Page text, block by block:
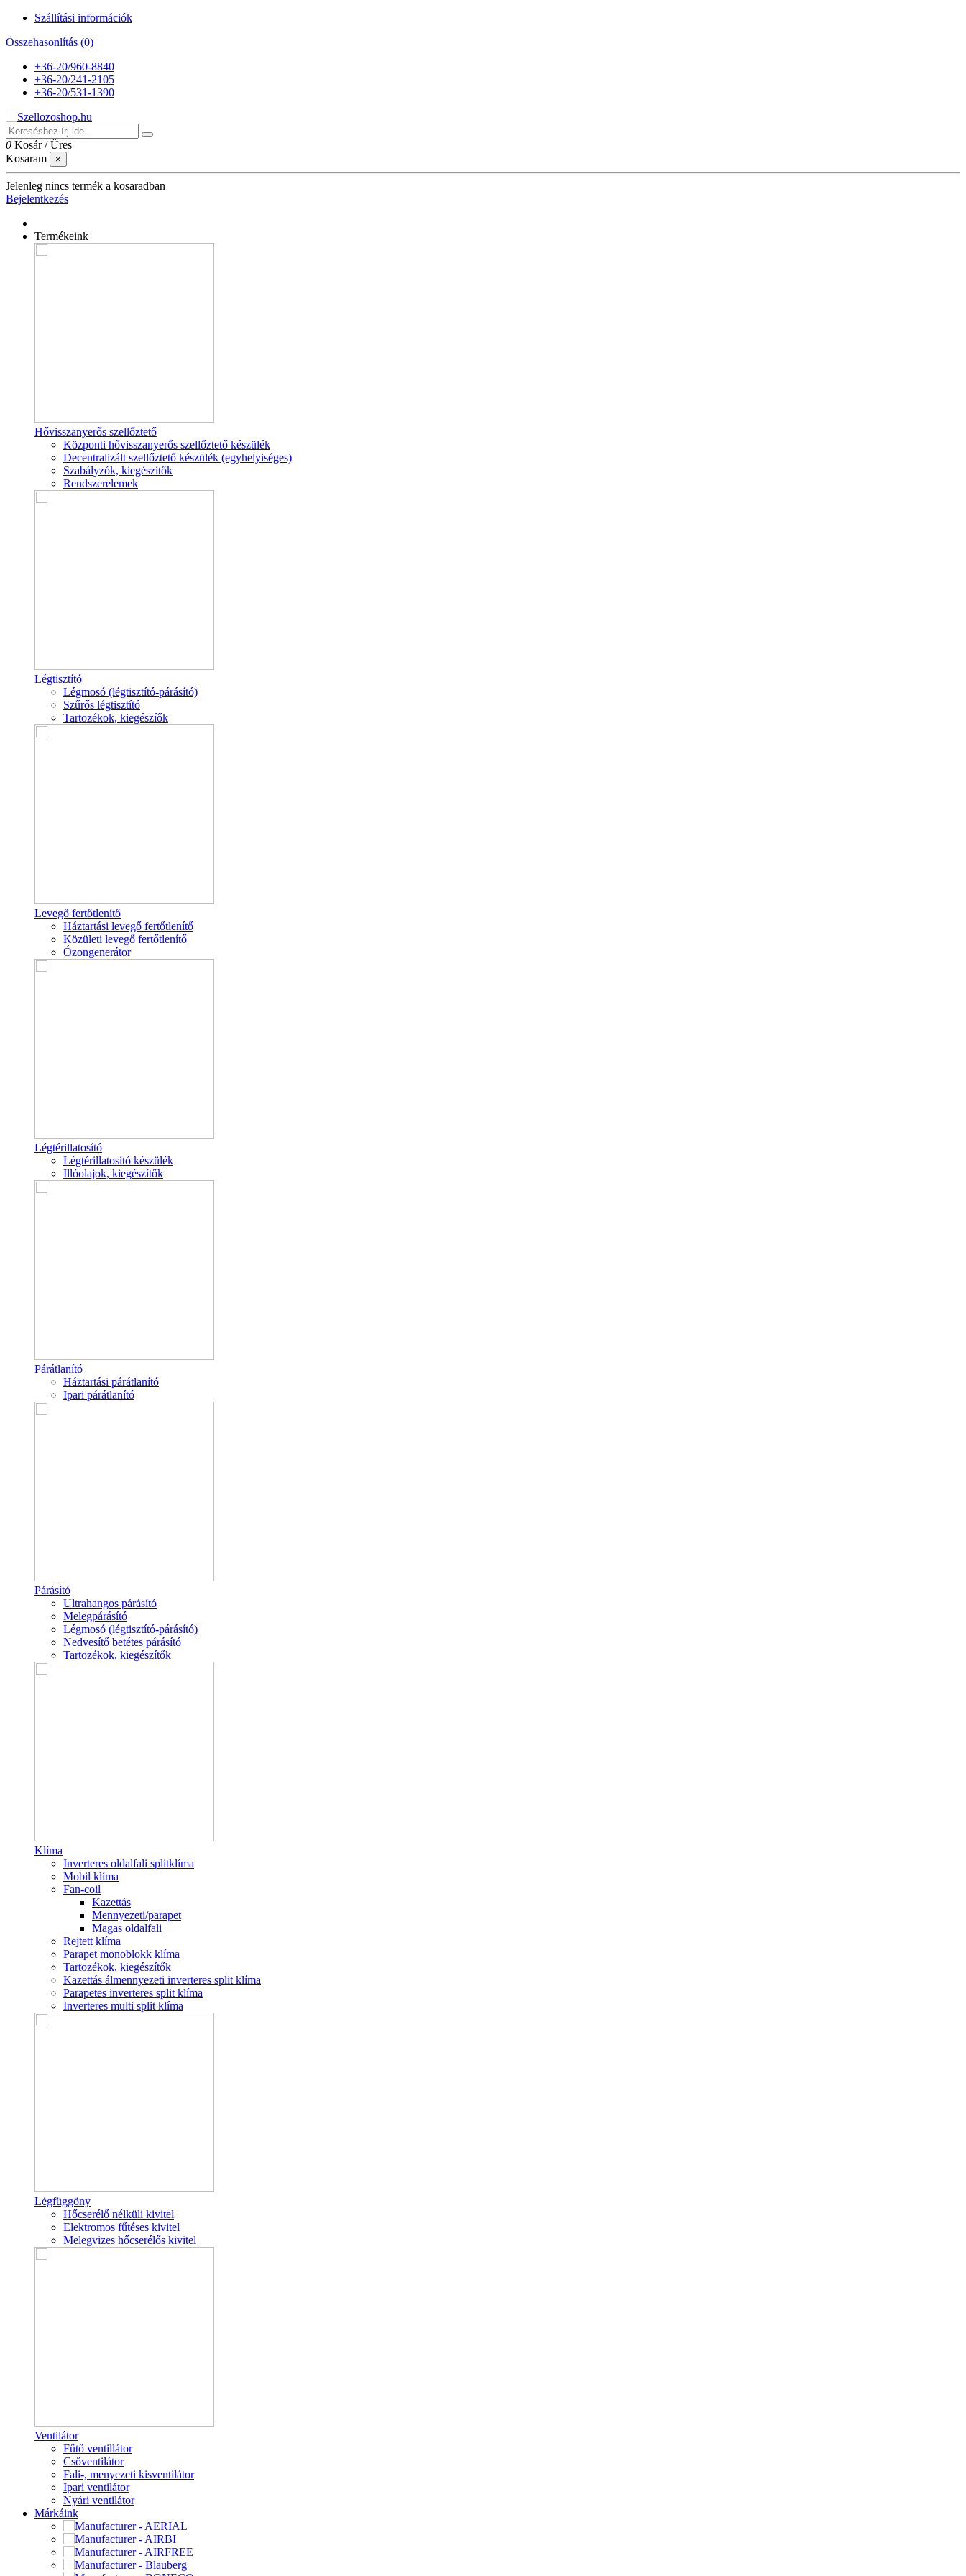
Szállítási információk
Összehasonlítás (0)
+36-20/960-8840
+36-20/241-2105
+36-20/531-1390
0 Kosár /Üres
Kosaram
×
Jelenleg nincs termék a kosaradban
Bejelentkezés
Termékeink
Hővisszanyerős szellőztető
Központi hővisszanyerős szellőztető készülék
Decentralizált szellőztető készülék (egyhelyiséges)
Szabályzók, kiegészítők
Rendszerelemek
Légtisztító
Légmosó (légtisztító-párásító)
Szűrős légtisztító
Tartozékok, kiegészíők
Levegő fertőtlenítő
Háztartási levegő fertőtlenítő
Közületi levegő fertőtlenítő
Ózongenerátor
Légtérillatosító
Légtérillatosító készülék
Illóolajok, kiegészítők
Párátlanító
Háztartási párátlanító
Ipari párátlanító
Párásító
Ultrahangos párásító
Melegpárásító
Légmosó (légtisztító-párásító)
Nedvesítő betétes párásító
Tartozékok, kiegészítők
Klíma
Inverteres oldalfali splitklíma
Mobil klíma
Fan-coil
Kazettás
Mennyezeti/parapet
Magas oldalfali
Rejtett klíma
Parapet monoblokk klíma
Tartozékok, kiegészítők
Kazettás álmennyezeti inverteres split klíma
Parapetes inverteres split klíma
Inverteres multi split klíma
Légfüggöny
Hőcserélő nélküli kivitel
Elektromos fűtéses kivitel
Melegvizes hőcserélős kivitel
Ventilátor
Fűtő ventillátor
Csőventilátor
Fali-, menyezeti kisventilátor
Ipari ventilátor
Nyári ventilátor
Márkáink